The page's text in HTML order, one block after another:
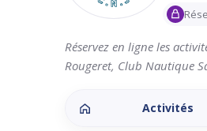
Réservez en ligne les
Rougeret, Club Nautique
Activités